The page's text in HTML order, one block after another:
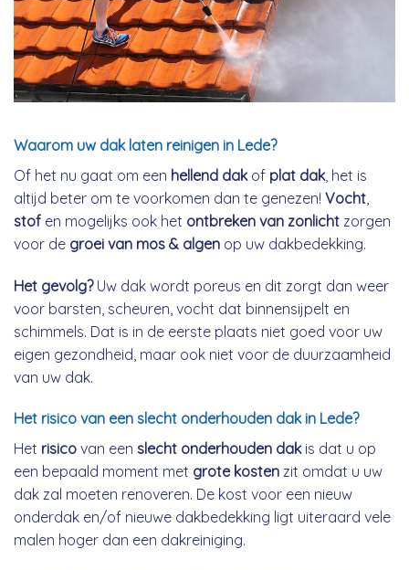
Waarom uw dak laten reinigen in Lede?
Of het nu gaat om een hellend dakof plat dak, het is
altijd beter om te voorkomen dan te genezen! Vocht
stof en mogelijks ook het ontbreken van zonlicht zorgen
voor de groei van mos & algen op uw dakbedekking.
Het gevolg?Uw dak wordt poreus en dit zorgt dan weer
voor barsten, scheuren, vocht dat binnensijpelt en
schimmels. Dat is in de eerste plaats niet goed voor uw
eigen gezondheid, maar ook niet voor de duurzaamheid
van uw dak.
Het risico van een slecht onderhouden dak in Lede?
Het risico van een slecht onderhouden dakis dat u op
een bepaald moment met grote kosten zit omdat u uw
dak zal moeten renoveren. De kost voor een nieuw
onderdak en/of nieuwe dakbedekking ligt uiteraard vele
malen hoger dan een dakreiniging.